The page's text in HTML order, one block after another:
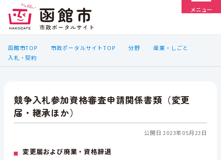
メニュー
函館市TOP 市政ポータルサイトTOP 分野
産業・しごと
入札・契約
競争入札参加資格審査申請関係書類（変更
届・継承ほか）
公開日 2023年05月23日
変更届および廃業・資格辞退